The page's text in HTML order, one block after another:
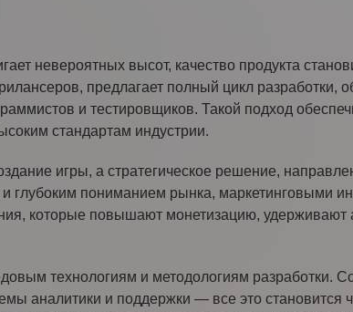
невероятных высот, качество продукта
предлагает полный цикл
и тестировщиков. Такой подход
стандартам индустрии.
игры, а стратегическое решение,
и глубоким пониманием рынка, маркетинговыми
которые повышают монетизацию, удерживают
технологиям и методологиям разработки.
аналитики и поддержки — все это становится